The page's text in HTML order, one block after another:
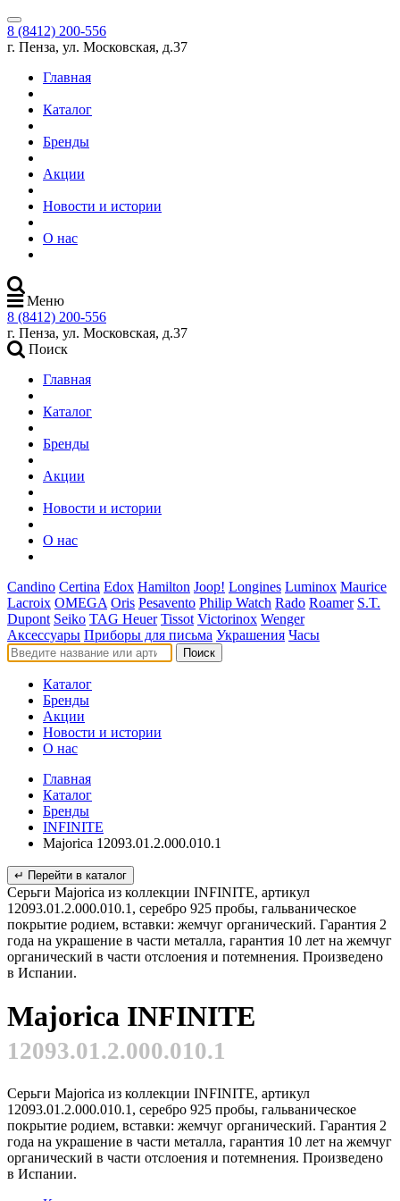
8 (8412) 200-556
г. Пенза, ул. Московская, д.37
Главная
Каталог
Бренды
Акции
Новости и истории
О нас
Меню
8 (8412) 200-556
г. Пенза, ул. Московская, д.37
Поиск
Главная
Каталог
Бренды
Акции
Новости и истории
О нас
Candino Certina Edox Hamilton Joop! Longines Luminox Maurice
Lacroix OMEGA Oris Pesavento Philip Watch Rado Roamer S.T.
Dupont Seiko TAG Heuer Tissot Victorinox Wenger
Аксессуары Приборы для письма Украшения Часы
Поиск
Каталог
Бренды
Акции
Новости и истории
О нас
Главная
Каталог
Бренды
INFINITE
Majorica 12093.01.2.000.010.1
↵ Перейти в каталог
Серьги Majorica из коллекции INFINITE, артикул
12093.01.2.000.010.1, серебро 925 пробы, гальваническое
покрытие родием, вставки: жемчуг органический. Гарантия 2
года на украшение в части металла, гарантия 10 лет на жемчуг
органический в части отслоения и потемнения. Произведено
в Испании.
Majorica INFINITE
12093.01.2.000.010.1
Серьги Majorica из коллекции INFINITE, артикул
12093.01.2.000.010.1, серебро 925 пробы, гальваническое
покрытие родием, вставки: жемчуг органический. Гарантия 2
года на украшение в части металла, гарантия 10 лет на жемчуг
органический в части отслоения и потемнения. Произведено
в Испании.